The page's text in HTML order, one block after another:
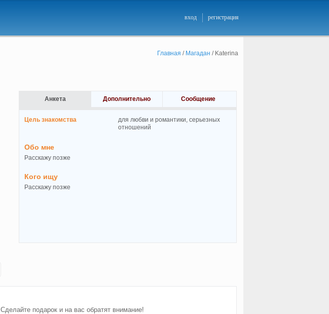
вход регистрация
Главная / Магадан / Katerina
Анкета Дополнительно Сообщение
Цель знакомства
для любви и романтики, cерьезных
отношений
Обо мне
Расскажу позже
Кого ищу
Расскажу позже
Сделайте подарок и на вас обратят внимание!